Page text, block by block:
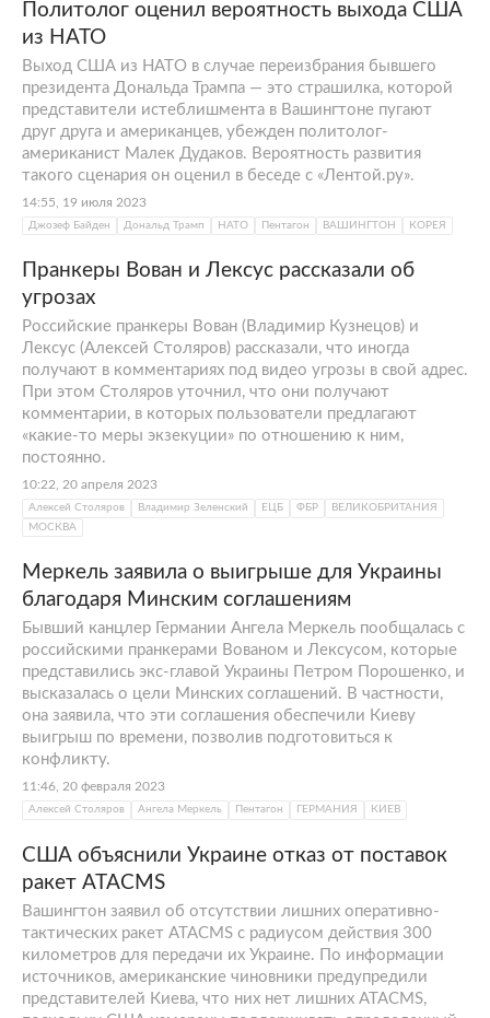
Политолог оценил вероятность выхода США
из НАТО
Выход США из НАТО в случае переизбрания бывшего
президента Дональда Трампа — это страшилка, которой
представители истеблишмента в Вашингтоне пугают
друг друга и американцев, убежден политолог-
американист Малек Дудаков. Вероятность развития
такого сценария он оценил в беседе с «Лентой.ру».
14:55, 19 июля 2023
Джозеф Байден Дональд Трамп НАТО Пентагон ВАШИНГТОН КОРЕЯ
Пранкеры Вован и Лексус рассказали об
угрозах
Российские пранкеры Вован (Владимир Кузнецов) и
Лексус (Алексей Столяров) рассказали, что иногда
получают в комментариях под видео угрозы в свой адрес.
При этом Столяров уточнил, что они получают
комментарии, в которых пользователи предлагают
«какие-то меры экзекуции» по отношению к ним,
постоянно.
10:22, 20 апреля 2023
Алексей Столяров Владимир Зеленский ЕЦБ ФБР
ВЕЛИКОБРИТАНИЯ
МОСКВА
Меркель заявила о выигрыше для Украины
благодаря Минским соглашениям
Бывший канцлер Германии Ангела Меркель пообщалась с
российскими пранкерами Вованом и Лексусом, которые
представились экс-главой Украины Петром Порошенко, и
высказалась о цели Минских соглашений. В частности,
она заявила, что эти соглашения обеспечили Киеву
выигрыш по времени, позволив подготовиться к
конфликту.
11:46, 20 февраля 2023
Алексей Столяров Ангела Меркель Пентагон ГЕРМАНИЯ КИЕВ
США объяснили Украине отказ от поставок
ракет ATACMS
Вашингтон заявил об отсутствии лишних оперативно-
тактических ракет ATACMS c радиусом действия 300
километров для передачи их Украине. По информации
источников, американские чиновники предупредили
представителей Киева, что них нет лишних ATACMS,